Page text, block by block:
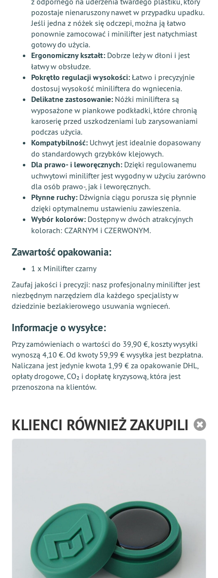
pozostaje nienaruszony nawet w przypadku upadku.
Jeśli jedna z nóżek się odczepi, można ją łatwo
ponownie zamocować i minilifter jest natychmiast
gotowy do użycia.
Ergonomiczny kształt: Dobrze leży w dłoni i jest
łatwy w obsłudze.
Pokrętło regulacji wysokości: Łatwo i precyzyjnie
dostosuj wysokość miniliftera do wgniecenia.
Delikatne zastosowanie: Nóżki miniliftera są
wyposażone w piankowe podkładki, które chronią
karoserię przed uszkodzeniami lub zarysowaniami
podczas użycia.
Kompatybilność: Uchwyt jest idealnie dopasowany
do standardowych grzybków klejowych.
Dla prawo- i leworęcznych: Dzięki regulowanemu
uchwytowi minilifter jest wygodny w użyciu zarówno
dla osób prawo-, jak i leworęcznych.
Płynne ruchy: Dźwignia ciągu porusza się płynnie
dzięki optymalnemu ustawieniu zawieszenia.
Wybór kolorów: Dostępny w dwóch atrakcyjnych
kolorach: CZARNYM i CZERWONYM.
Zawartość opakowania:
1 x Minilifter czarny
Zaufaj jakości i precyzji: nasz profesjonalny minilifter jest
niezbędnym narzędziem dla każdego specjalisty w
dziedzinie bezlakierowego usuwania wgnieceń.
Informacje o wysyłce:
Przy zamówieniach o wartości do 39,90 €, koszty wysyłki
wynoszą 4,10 €. Od kwoty 59,99 € wysyłka jest bezpłatna.
Naliczana jest jedynie kwota 1,99 € za opakowanie DHL,
opłaty drogowe, CO₂ i dopłatę kryzysową, która jest
przenoszona na klientów.
KLIENCI RÓWNIEŻ ZAKUPILI